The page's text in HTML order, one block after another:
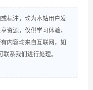
标注，均为本站用户发
资源，仅供学习体验，
内容均来自互联网，如
系我们进行处理。